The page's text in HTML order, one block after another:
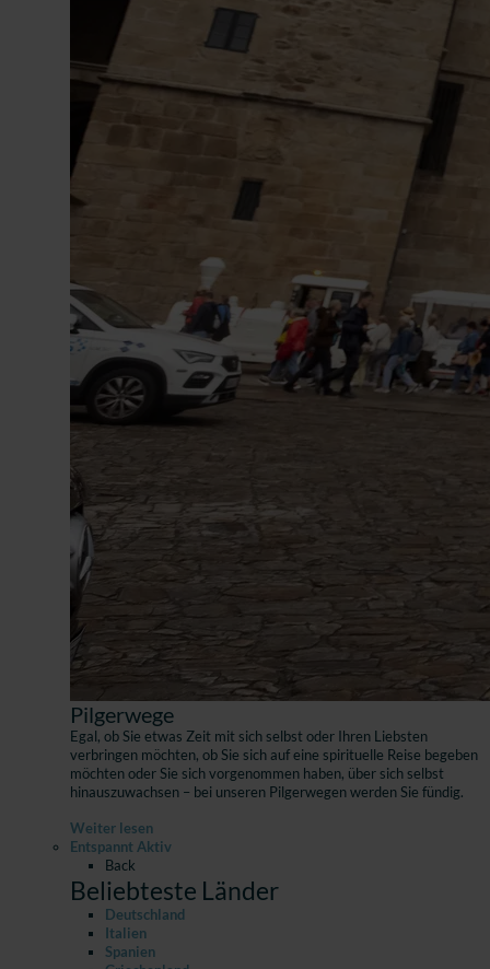
Pilgerwege
Egal, ob Sie etwas Zeit mit sich selbst oder Ihren Liebsten
verbringen möchten, ob Sie sich auf eine spirituelle Reise begeben
möchten oder Sie sich vorgenommen haben, über sich selbst
hinauszuwachsen – bei unseren Pilgerwegen werden Sie fündig.
Weiter lesen
Entspannt Aktiv
Back
Beliebteste Länder
Deutschland
Italien
Spanien